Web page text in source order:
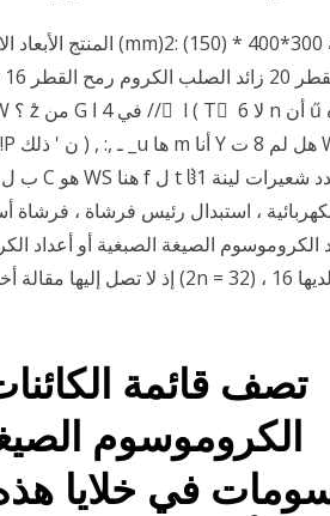
الصيغة الصبغية أو أعداد
تصف قائمة
الكروموسوم
في خلايا هذه